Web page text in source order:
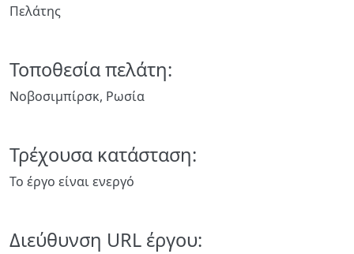
Πελάτης
Τοποθεσία πελάτη:
Νοβοσιμπίρσκ, Ρωσία
Τρέχουσα κατάσταση:
Το έργο είναι ενεργό
Διεύθυνση URL έργου: